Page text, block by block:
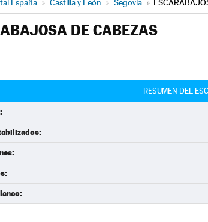
España » Castilla y León » Segovia »
DE CABEZAS
RESUMEN DEL